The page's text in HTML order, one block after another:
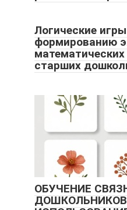
Логические
формированию
старших
ОБУЧЕНИЕ